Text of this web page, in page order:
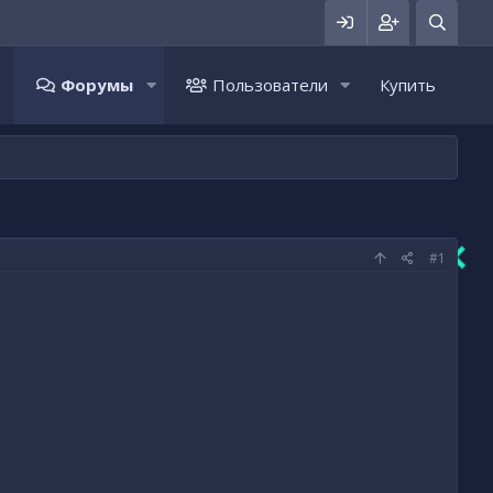
Форумы Пользователи Купить
#1